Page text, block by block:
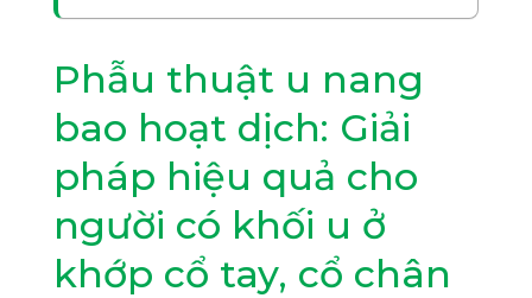
Phẫu thuật u nang
bao hoạt dịch: Giải
pháp hiệu quả cho
người có khối u ở
khớp cổ tay, cổ chân